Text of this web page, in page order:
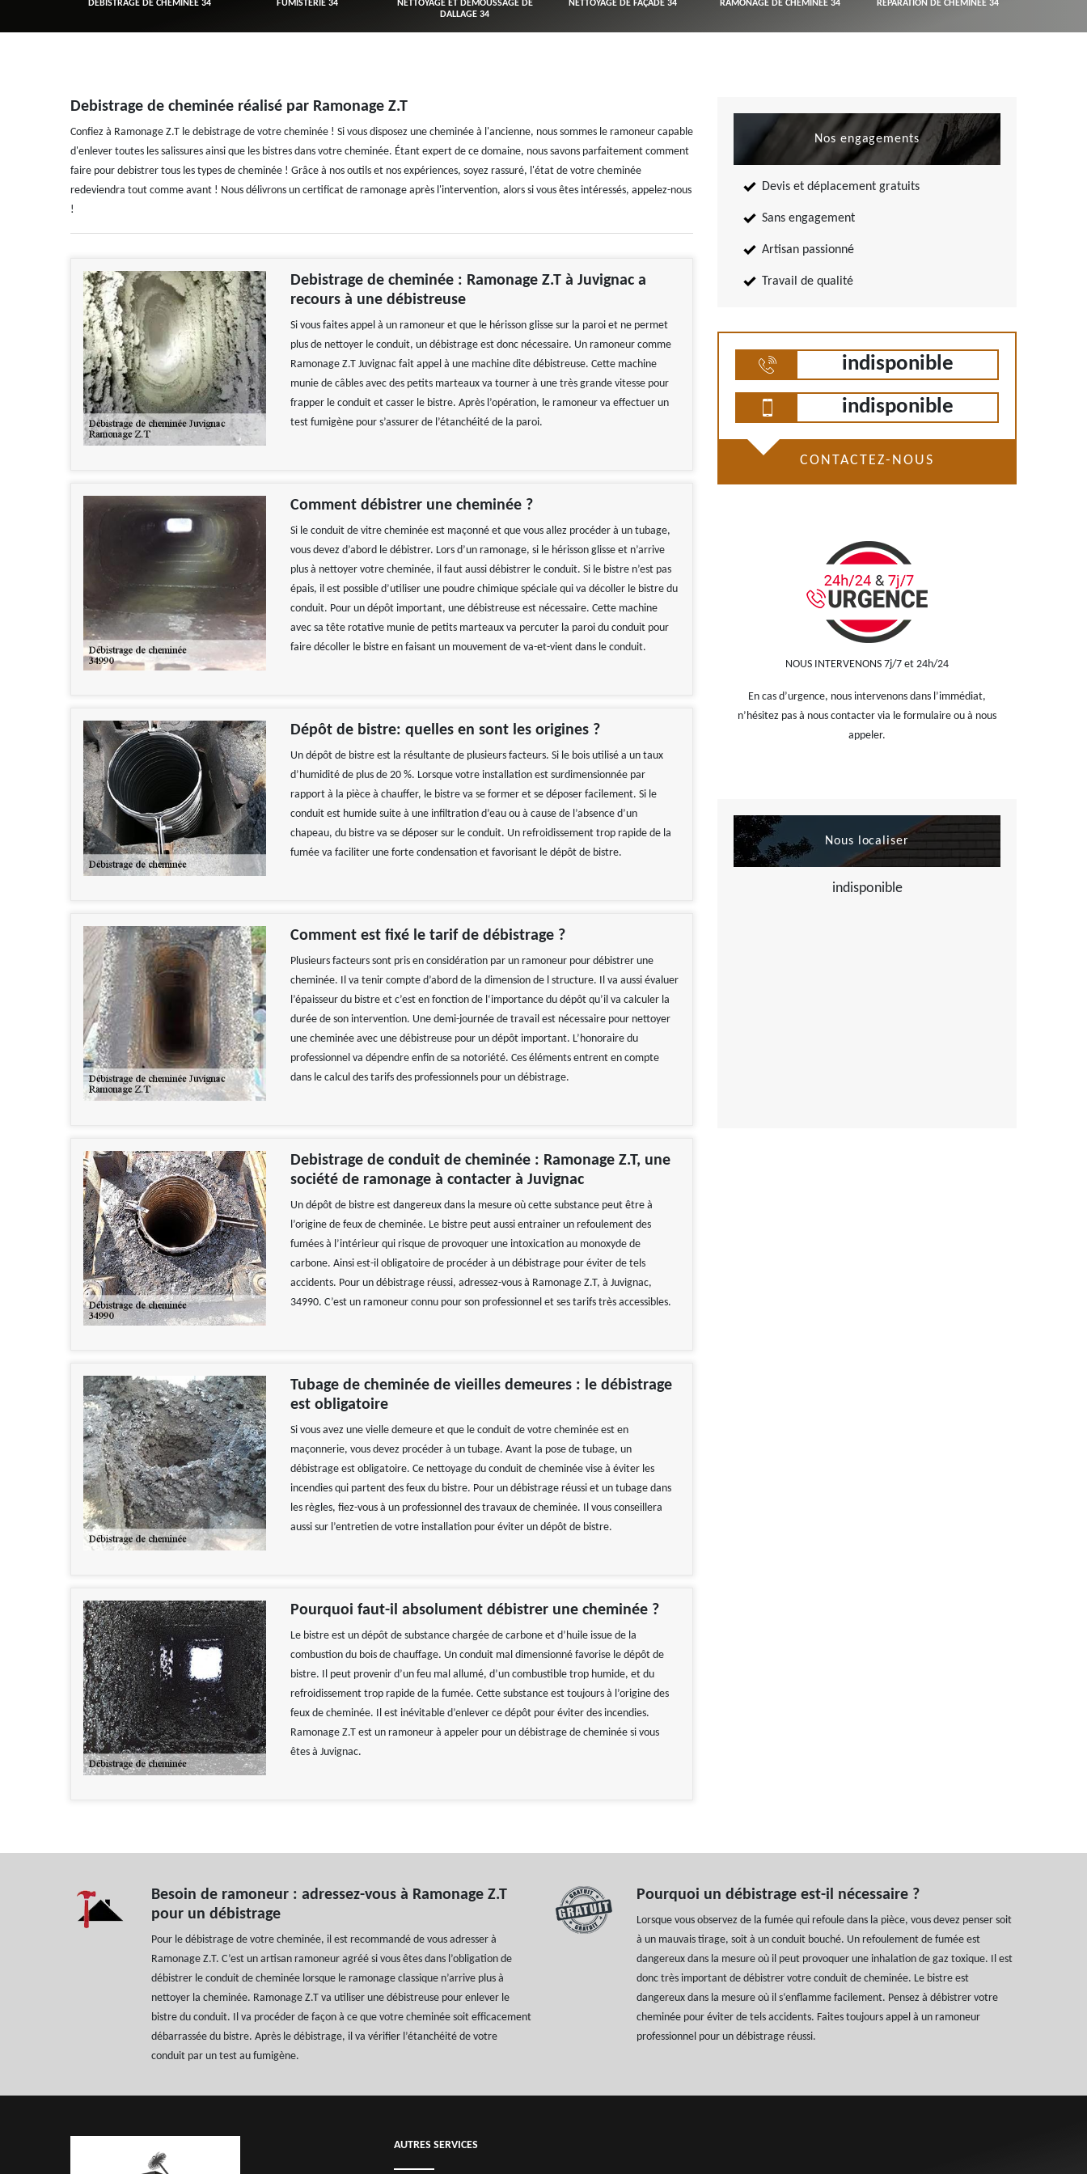
DÉBISTRAGE DE CHEMINÉE 34 FUMISTERIE 34
NETTOYAGE ET DÉMOUSSAGE DE
DALLAGE 34
NETTOYAGE DE FAÇADE 34 RAMONAGE DE CHEMINÉE 34 RÉPARATION DE CHEMINÉE 34
Debistrage de cheminée réalisé par Ramonage Z.T
Confiez à Ramonage Z.T le debistrage de votre cheminée ! Si vous disposez une cheminée à l'ancienne, nous sommes le ramoneur capable
d'enlever toutes les salissures ainsi que les bistres dans votre cheminée. Étant expert de ce domaine, nous savons parfaitement comment
faire pour debistrer tous les types de cheminée ! Grâce à nos outils et nos expériences, soyez rassuré, l'état de votre cheminée
redeviendra tout comme avant ! Nous délivrons un certificat de ramonage après l'intervention, alors si vous êtes intéressés, appelez-nous
!
Debistrage de cheminée : Ramonage Z.T à Juvignac a
recours à une débistreuse
Si vous faites appel à un ramoneur et que le hérisson glisse sur la paroi et ne permet
plus de nettoyer le conduit, un débistrage est donc nécessaire. Un ramoneur comme
Ramonage Z.T Juvignac fait appel à une machine dite débistreuse. Cette machine
munie de câbles avec des petits marteaux va tourner à une très grande vitesse pour
frapper le conduit et casser le bistre. Après l’opération, le ramoneur va effectuer un
test fumigène pour s’assurer de l’étanchéité de la paroi.
Comment débistrer une cheminée ?
Si le conduit de vitre cheminée est maçonné et que vous allez procéder à un tubage,
vous devez d’abord le débistrer. Lors d’un ramonage, si le hérisson glisse et n’arrive
plus à nettoyer votre cheminée, il faut aussi débistrer le conduit. Si le bistre n’est pas
épais, il est possible d’utiliser une poudre chimique spéciale qui va décoller le bistre du
conduit. Pour un dépôt important, une débistreuse est nécessaire. Cette machine
avec sa tête rotative munie de petits marteaux va percuter la paroi du conduit pour
faire décoller le bistre en faisant un mouvement de va-et-vient dans le conduit.
Dépôt de bistre: quelles en sont les origines ?
Un dépôt de bistre est la résultante de plusieurs facteurs. Si le bois utilisé a un taux
d’humidité de plus de 20 %. Lorsque votre installation est surdimensionnée par
rapport à la pièce à chauffer, le bistre va se former et se déposer facilement. Si le
conduit est humide suite à une infiltration d’eau ou à cause de l’absence d’un
chapeau, du bistre va se déposer sur le conduit. Un refroidissement trop rapide de la
fumée va faciliter une forte condensation et favorisant le dépôt de bistre.
Comment est fixé le tarif de débistrage ?
Plusieurs facteurs sont pris en considération par un ramoneur pour débistrer une
cheminée. Il va tenir compte d’abord de la dimension de l structure. Il va aussi évaluer
l’épaisseur du bistre et c’est en fonction de l‘importance du dépôt qu’il va calculer la
durée de son intervention. Une demi-journée de travail est nécessaire pour nettoyer
une cheminée avec une débistreuse pour un dépôt important. L’honoraire du
professionnel va dépendre enfin de sa notoriété. Ces éléments entrent en compte
dans le calcul des tarifs des professionnels pour un débistrage.
Debistrage de conduit de cheminée : Ramonage Z.T, une
société de ramonage à contacter à Juvignac
Un dépôt de bistre est dangereux dans la mesure où cette substance peut être à
l’origine de feux de cheminée. Le bistre peut aussi entrainer un refoulement des
fumées à l’intérieur qui risque de provoquer une intoxication au monoxyde de
carbone. Ainsi est-il obligatoire de procéder à un débistrage pour éviter de tels
accidents. Pour un débistrage réussi, adressez-vous à Ramonage Z.T, à Juvignac,
34990. C’est un ramoneur connu pour son professionnel et ses tarifs très accessibles.
Tubage de cheminée de vieilles demeures : le débistrage
est obligatoire
Si vous avez une vielle demeure et que le conduit de votre cheminée est en
maçonnerie, vous devez procéder à un tubage. Avant la pose de tubage, un
débistrage est obligatoire. Ce nettoyage du conduit de cheminée vise à éviter les
incendies qui partent des feux du bistre. Pour un débistrage réussi et un tubage dans
les règles, fiez-vous à un professionnel des travaux de cheminée. Il vous conseillera
aussi sur l’entretien de votre installation pour éviter un dépôt de bistre.
Pourquoi faut-il absolument débistrer une cheminée ?
Le bistre est un dépôt de substance chargée de carbone et d’huile issue de la
combustion du bois de chauffage. Un conduit mal dimensionné favorise le dépôt de
bistre. Il peut provenir d’un feu mal allumé, d’un combustible trop humide, et du
refroidissement trop rapide de la fumée. Cette substance est toujours à l’origine des
feux de cheminée. Il est inévitable d’enlever ce dépôt pour éviter des incendies.
Ramonage Z.T est un ramoneur à appeler pour un débistrage de cheminée si vous
êtes à Juvignac.
Nos engagements
Devis et déplacement gratuits
Sans engagement
Artisan passionné
Travail de qualité
indisponible
indisponible
CONTACTEZ-NOUS
NOUS INTERVENONS 7j/7 et 24h/24
En cas d’urgence, nous intervenons dans l’immédiat,
n’hésitez pas à nous contacter via le formulaire ou à nous
appeler.
Nous localiser
indisponible
Besoin de ramoneur : adressez-vous à Ramonage Z.T
pour un débistrage
Pour le débistrage de votre cheminée, il est recommandé de vous adresser à
Ramonage Z.T. C’est un artisan ramoneur agréé si vous êtes dans l’obligation de
débistrer le conduit de cheminée lorsque le ramonage classique n’arrive plus à
nettoyer la cheminée. Ramonage Z.T va utiliser une débistreuse pour enlever le
bistre du conduit. Il va procéder de façon à ce que votre cheminée soit efficacement
débarrassée du bistre. Après le débistrage, il va vérifier l’étanchéité de votre
conduit par un test au fumigène.
Pourquoi un débistrage est-il nécessaire ?
Lorsque vous observez de la fumée qui refoule dans la pièce, vous devez penser soit
à un mauvais tirage, soit à un conduit bouché. Un refoulement de fumée est
dangereux dans la mesure où il peut provoquer une inhalation de gaz toxique. Il est
donc très important de débistrer votre conduit de cheminée. Le bistre est
dangereux dans la mesure où il s‘enflamme facilement. Pensez à débistrer votre
cheminée pour éviter de tels accidents. Faites toujours appel à un ramoneur
professionnel pour un débistrage réussi.
AUTRES SERVICES